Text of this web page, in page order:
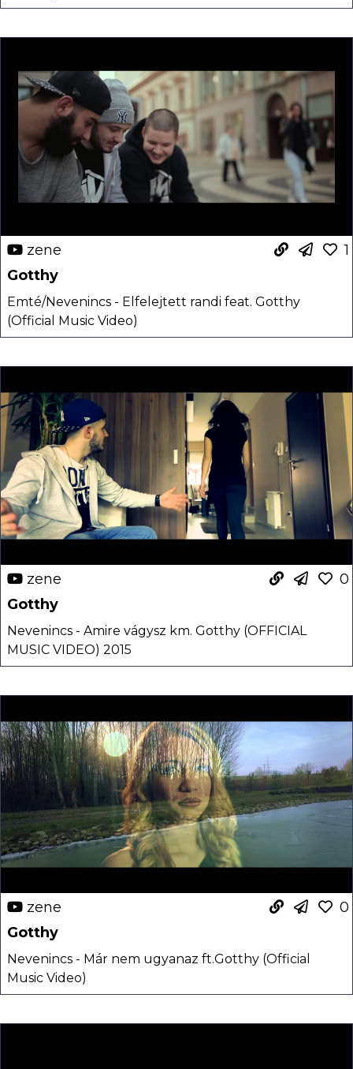
zene
1
Gotthy
Emté/Nevenincs - Elfelejtett randi feat. Gotthy
(Official Music Video)
zene
0
Gotthy
Nevenincs - Amire vágysz km. Gotthy (OFFICIAL
MUSIC VIDEO) 2015
zene
0
Gotthy
Nevenincs - Már nem ugyanaz ft.Gotthy (Official
Music Video)